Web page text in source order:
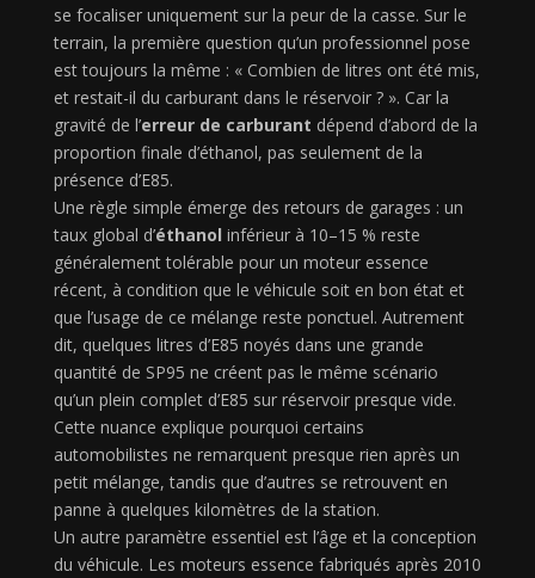
se focaliser uniquement sur la peur de la casse. Sur le
terrain, la première question qu’un professionnel pose
est toujours la même : « Combien de litres ont été mis,
et restait-il du carburant dans le réservoir ? ». Car la
gravité de l’erreur de carburant dépend d’abord de la
proportion finale d’éthanol, pas seulement de la
présence d’E85.
Une règle simple émerge des retours de garages : un
taux global d’éthanol inférieur à 10–15 % reste
généralement tolérable pour un moteur essence
récent, à condition que le véhicule soit en bon état et
que l’usage de ce mélange reste ponctuel. Autrement
dit, quelques litres d’E85 noyés dans une grande
quantité de SP95 ne créent pas le même scénario
qu’un plein complet d’E85 sur réservoir presque vide.
Cette nuance explique pourquoi certains
automobilistes ne remarquent presque rien après un
petit mélange, tandis que d’autres se retrouvent en
panne à quelques kilomètres de la station.
Un autre paramètre essentiel est l’âge et la conception
du véhicule. Les moteurs essence fabriqués après 2010